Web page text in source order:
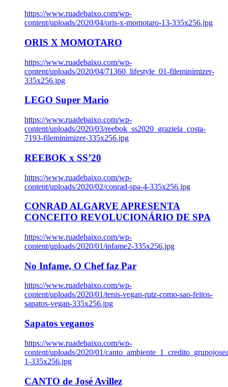
https://www.ruadebaixo.com/wp-
content/uploads/2020/04/oris-x-momotaro-13-335x256.jpg
ORIS X MOMOTARO
https://www.ruadebaixo.com/wp-
content/uploads/2020/04/71360_lifestyle_01-fileminimizer-
335x256.jpg
LEGO Super Mario
https://www.ruadebaixo.com/wp-
content/uploads/2020/03/reebok_ss2020_graziela_costa-
7193-fileminimizer-335x256.jpg
REEBOK x SS’20
https://www.ruadebaixo.com/wp-
content/uploads/2020/02/conrad-spa-4-335x256.jpg
CONRAD ALGARVE APRESENTA
CONCEITO REVOLUCIONÁRIO DE SPA
https://www.ruadebaixo.com/wp-
content/uploads/2020/01/infame2-335x256.jpg
No Infame, O Chef faz Par
https://www.ruadebaixo.com/wp-
content/uploads/2020/01/tenis-vegan-rutz-como-sao-feitos-
sapatos-vegan-335x256.jpg
Sapatos veganos
https://www.ruadebaixo.com/wp-
content/uploads/2020/01/
1-335x256.jpg
CANTO de José Avillez